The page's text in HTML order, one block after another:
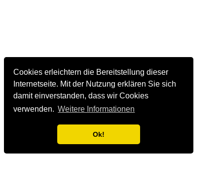
Cookies erleichtern die Bereitstellung dieser
Internetseite. Mit der Nutzung erklären Sie sich
damit einverstanden, dass wir Cookies
verwenden. Weitere Informationen
Ok!